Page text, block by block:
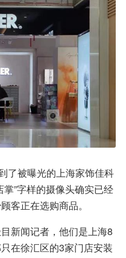
了被曝光的上海家饰佳科
”字样的摄像头确实已经
客正在选购商品。
新闻记者，他们是上海8
在徐汇区的3家门店安装